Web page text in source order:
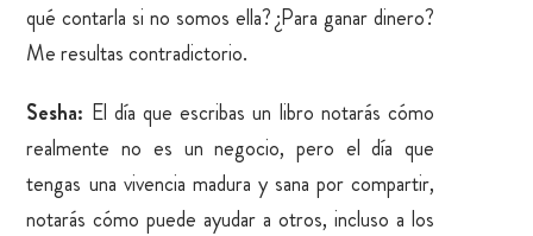
qué contarla si no somos ella? ¿Para ganar dinero?
Me resultas contradictorio.
Sesha: El día que escribas un libro notarás cómo
realmente no es un negocio, pero el día que
tengas una vivencia madura y sana por compartir,
notarás cómo puede ayudar a otros, incluso a los